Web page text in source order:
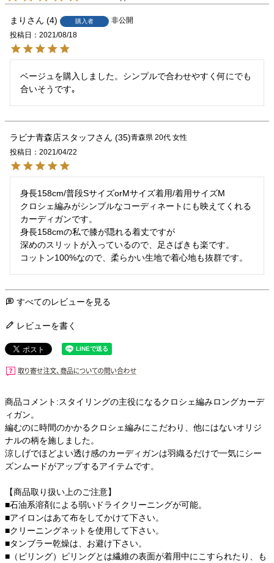
まり 4 購入者
非公開
投稿日
2021/08/18
ベージュを購入しました。シンプルで合わせやすく何にでも
合いそうです｡
ラビナ青森店スタッフ 35 青森県 20代 女性
投稿日
2021/04/22
身長158cm/普段SサイズorMサイズ着用/着用サイズM
クロシェ編みがシンプルなコーディネートにも映えてくれる
カーディガンです。
身長158cmの私で膝が隠れる着丈ですが
深めのスリットが入っているので、足さばきも楽です。
コットン100%なので、柔らかい生地で着心地も抜群です。
すべてのレビューを見る
レビューを書く
商品コメント:スタイリングの主役になるクロシェ編みロングカーデ
ィガン。
編むのに時間のかかるクロシェ編みにこだわり、他にはないオリジ
ナルの柄を施しました。
涼しげでほどよい透け感のカーディガンは羽織るだけで一気にシー
ズンムードがアップするアイテムです。
【商品取り扱い上のご注意】
■石油系溶剤による弱いドライクリーニングが可能。
■アイロンはあて布をしてかけて下さい。
■クリーニングネットを使用して下さい。
■タンブラー乾燥は、お避け下さい。
■（ピリング）ピリングとは繊維の表面が着用中にこすられたり、も